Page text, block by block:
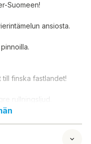
Suomeen!
ansiosta.
finska fastlandet!
rullningsljud.